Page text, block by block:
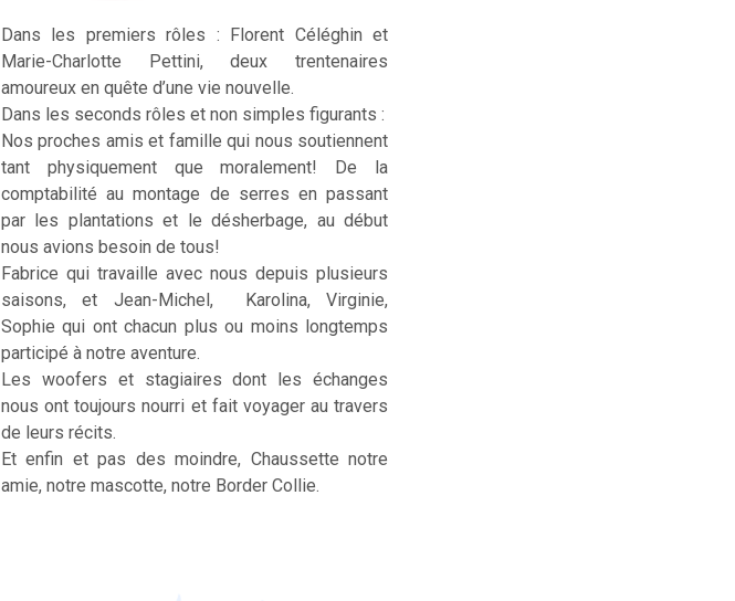
Dans les premiers rôles : Florent Céléghin et
Marie-Charlotte Pettini, deux trentenaires
amoureux en quête d’une vie nouvelle.
Dans les seconds rôles et non simples figurants :
Nos proches amis et famille qui nous soutiennent
tant physiquement que moralement! De la
comptabilité au montage de serres en passant
par les plantations et le désherbage, au début
nous avions besoin de tous!
Fabrice qui travaille avec nous depuis plusieurs
saisons, et Jean-Michel, Karolina, Virginie,
Sophie qui ont chacun plus ou moins longtemps
participé à notre aventure.
Les woofers et stagiaires dont les échanges
nous ont toujours nourri et fait voyager au travers
de leurs récits.
Et enfin et pas des moindre, Chaussette notre
amie, notre mascotte, notre Border Collie.